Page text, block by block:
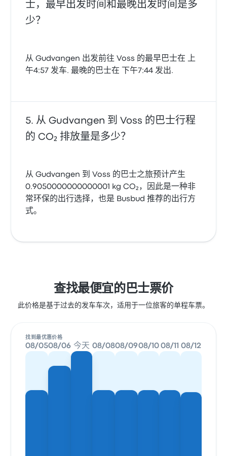
士，最早出发时间和最晚出发时间是多
少？
从 Gudvangen 出发前往 Voss 的最早巴士在 上
午4:57 发车. 最晚的巴士在 下午7:44 发出.
从 Gudvangen 到 Voss 的巴士行程
的 CO₂ 排放量是多少？
从 Gudvangen 到 Voss 的巴士之旅预计产生
0.9050000000000001 kg CO₂，因此是一种非
常环保的出行选择，也是 Busbud 推荐的出行方
式。
查找最便宜的巴士票价
此价格是基于过去的发车车次，适用于一位旅客的单程车票。
找到最优惠价格
08/0508/06 今天 08/0808/0908/10 08/11 08/12